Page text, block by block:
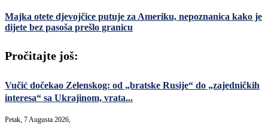
Majka otete djevojčice putuje za Ameriku, nepoznanica kako je
dijete bez pasoša prešlo granicu
Pročitajte još:
Vučić dočekao Zelenskog: od „bratske Rusije“ do „zajedničkih
interesa“ sa Ukrajinom, vrata...
Petak, 7 Augusta 2026,